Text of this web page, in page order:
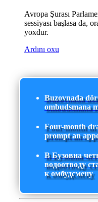
Avropa Şurası
sessiyası başlasa da,
yoxdur.
Ardını oxu
Buzovnada
ombudsmana
Four-month
prompt an
В Бузовна
водоотводу
к омбудсмену